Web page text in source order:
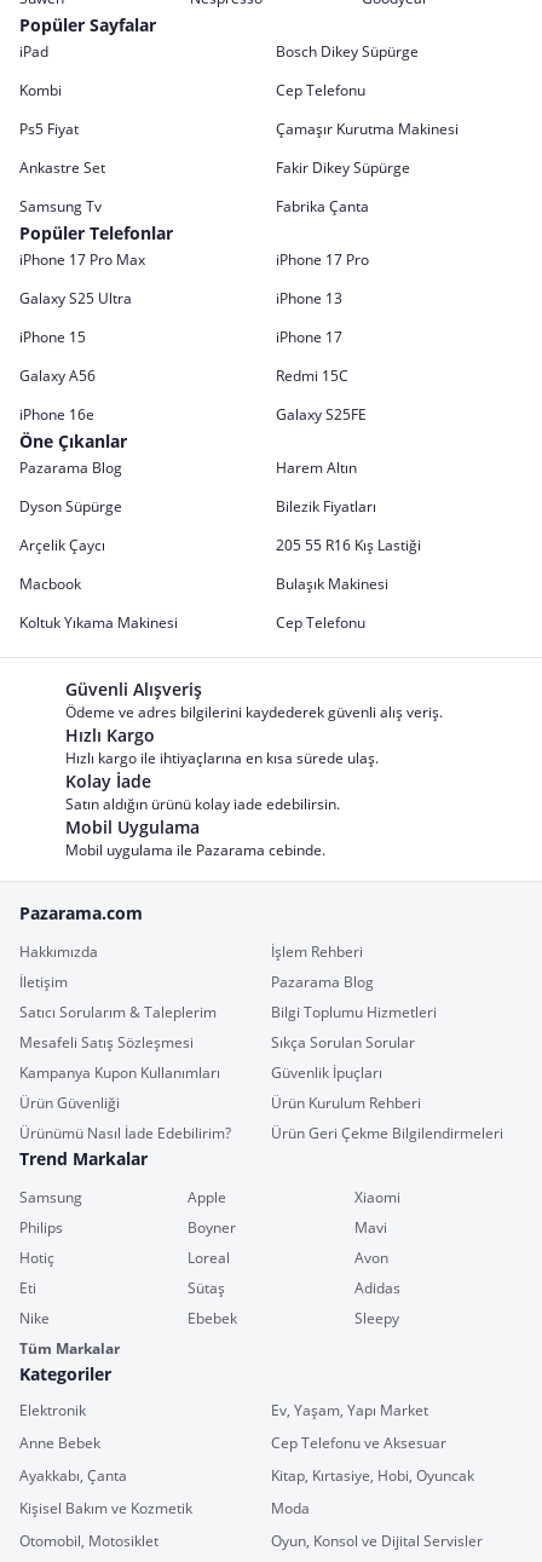
Popüler Sayfalar
iPad
Bosch Dikey Süpürge
Kombi
Cep Telefonu
Ps5 Fiyat
Çamaşır Kurutma Makinesi
Ankastre Set
Fakir Dikey Süpürge
Samsung Tv
Fabrika Çanta
Popüler Telefonlar
iPhone 17 Pro Max
iPhone 17 Pro
Galaxy S25 Ultra
iPhone 13
iPhone 15
iPhone 17
Galaxy A56
Redmi 15C
iPhone 16e
Galaxy S25FE
Öne Çıkanlar
Pazarama Blog
Harem Altın
Dyson Süpürge
Bilezik Fiyatları
Arçelik Çaycı
205 55 R16 Kış Lastiği
Macbook
Bulaşık Makinesi
Koltuk Yıkama Makinesi
Cep Telefonu
Güvenli Alışveriş
Ödeme ve adres bilgilerini kaydederek güvenli alış veriş.
Hızlı Kargo
Hızlı kargo ile ihtiyaçlarına en kısa sürede ulaş.
Kolay İade
Satın aldığın ürünü kolay iade edebilirsin.
Mobil Uygulama
Mobil uygulama ile Pazarama cebinde.
Pazarama.com
Hakkımızda
İşlem Rehberi
İletişim
Pazarama Blog
Satıcı Sorularım & Taleplerim
Bilgi Toplumu Hizmetleri
Mesafeli Satış Sözleşmesi
Sıkça Sorulan Sorular
Kampanya Kupon Kullanımları
Güvenlik İpuçları
Ürün Güvenliği
Ürün Kurulum Rehberi
Ürünümü Nasıl İade Edebilirim?
Ürün Geri Çekme Bilgilendirmeleri
Trend Markalar
Samsung Apple
Xiaomi
Philips
Boyner
Mavi
Hotiç
Loreal
Avon
Eti
Sütaş
Adidas
Nike
Ebebek
Sleepy
Tüm Markalar
Kategoriler
Elektronik
Ev, Yaşam, Yapı Market
Anne Bebek
Cep Telefonu ve Aksesuar
Ayakkabı, Çanta
Kitap, Kırtasiye, Hobi, Oyuncak
Kişisel Bakım ve Kozmetik
Moda
Otomobil, Motosiklet
Oyun, Konsol ve Dijital Servisler